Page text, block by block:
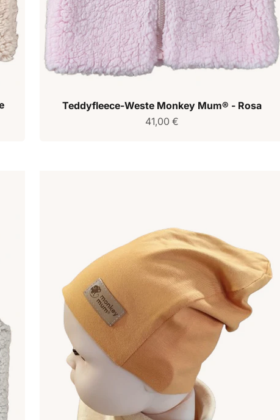
Teddyfleece-Weste Monkey Mum® - Rosa
Verkaufspreis
41,00 €